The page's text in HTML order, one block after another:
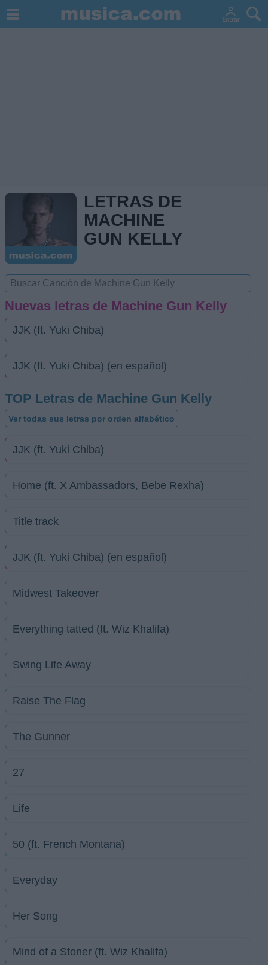
LETRAS DE
MACHINE
GUN KELLY
Nuevas letras de Machine Gun Kelly
JJK (ft. Yuki Chiba)
JJK (ft. Yuki Chiba) (en español)
TOP Letras de Machine Gun Kelly
Ver todas sus letras por orden alfabético
JJK (ft. Yuki Chiba)
Home (ft. X Ambassadors, Bebe Rexha)
Title track
JJK (ft. Yuki Chiba) (en español)
Midwest Takeover
Everything tatted (ft. Wiz Khalifa)
Swing Life Away
Raise The Flag
The Gunner
27
Life
50 (ft. French Montana)
Everyday
Her Song
Mind of a Stoner (ft. Wiz Khalifa)